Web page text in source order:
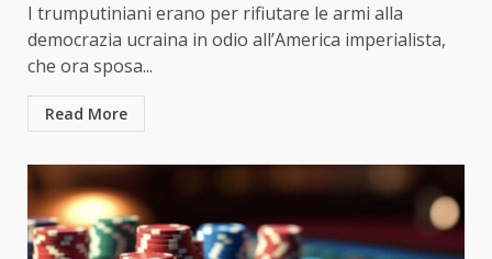
I trumputiniani erano per rifiutare le armi alla
democrazia ucraina in odio all’America imperialista,
che ora sposa...
Read More